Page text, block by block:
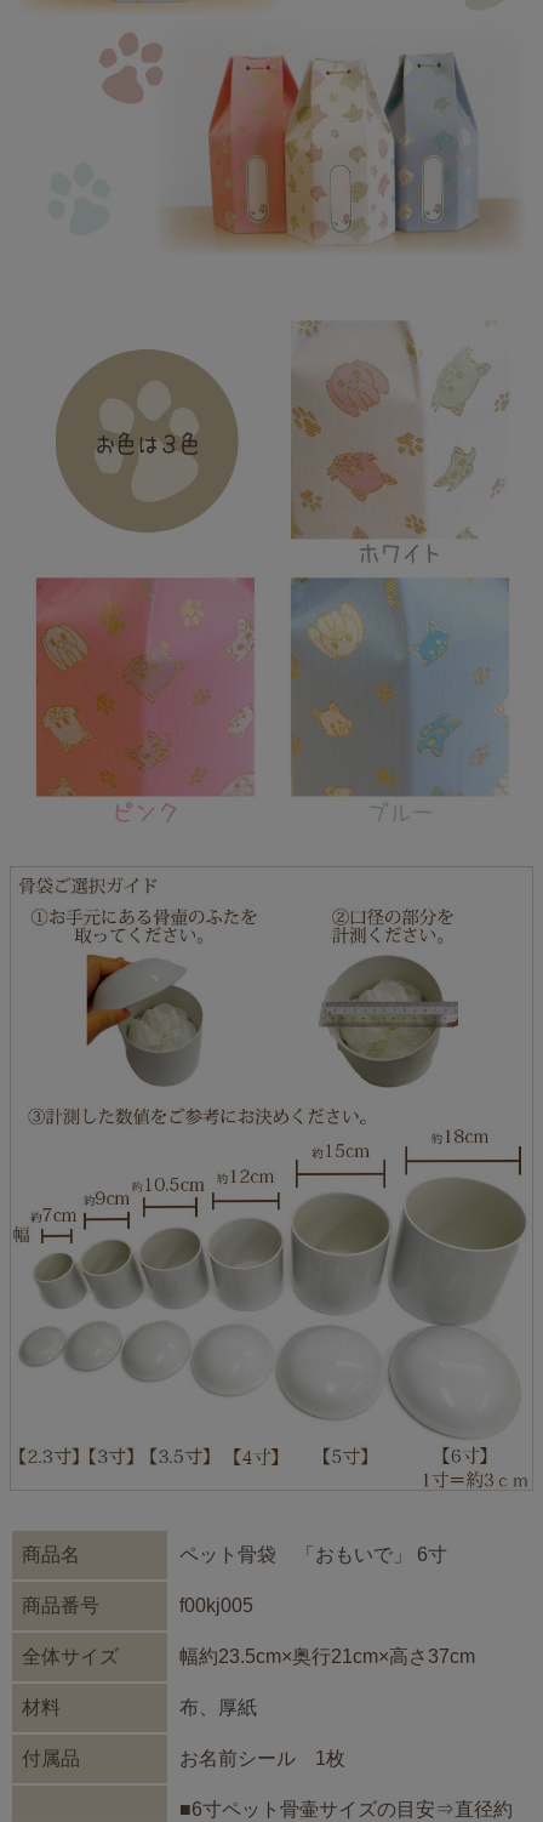
商品名 ペット骨袋 「おもいで」 6寸
商品番号 f00kj005
全体サイズ 幅約23.5cm×奥行21cm×高さ37cm
材料 布、厚紙
付属品 お名前シール 1枚
■6寸ペット骨壷サイズの目安⇒直径約